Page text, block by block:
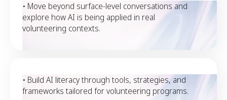
• Move beyond surface-level conversations and
explore how AI is being applied in real
volunteering contexts.
• Build AI literacy through tools, strategies, and
frameworks tailored for volunteering programs.